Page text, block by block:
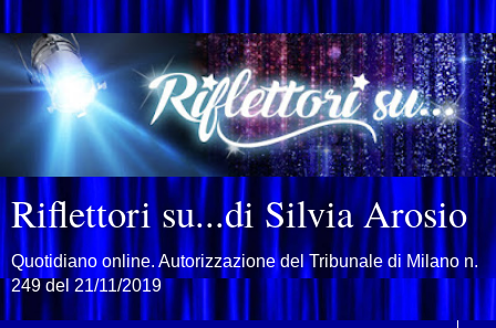
Riflettori su...di Silvia Arosio
Quotidiano online. Autorizzazione del Tribunale di Milano n.
249 del 21/11/2019